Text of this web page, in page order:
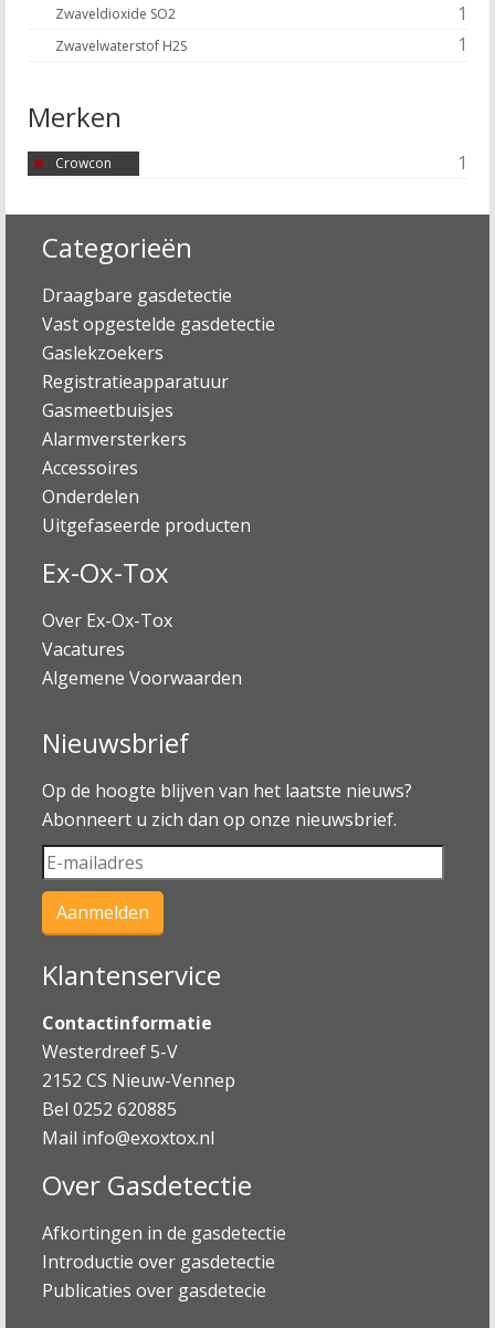
Zwaveldioxide SO2 1
Zwavelwaterstof H2S 1
Merken
Crowcon 1
Categorieën
Draagbare gasdetectie
Vast opgestelde gasdetectie
Gaslekzoekers
Registratieapparatuur
Gasmeetbuisjes
Alarmversterkers
Accessoires
Onderdelen
Uitgefaseerde producten
Ex-Ox-Tox
Over Ex-Ox-Tox
Vacatures
Algemene Voorwaarden
Nieuwsbrief
Op de hoogte blijven van het laatste nieuws?
Abonneert u zich dan op onze nieuwsbrief.
Klantenservice
Contactinformatie
Westerdreef 5-V
2152 CS Nieuw-Vennep
Bel 0252 620885
Mail info@exoxtox.nl
Over Gasdetectie
Afkortingen in de gasdetectie
Introductie over gasdetectie
Publicaties over gasdetecie